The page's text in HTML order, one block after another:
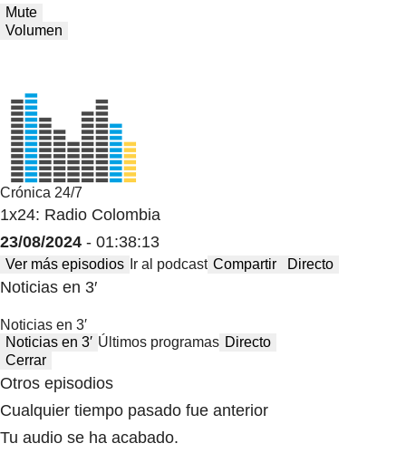
Mute
Volumen
Crónica 24/7
1x24: Radio Colombia
23/08/2024 - 01:38:13
Ver más episodios Ir al podcast Compartir Directo
Noticias en 3′
Noticias en 3′
Noticias en 3′ Últimos programas Directo
Cerrar
Otros episodios
Cualquier tiempo pasado fue anterior
Tu audio se ha acabado.